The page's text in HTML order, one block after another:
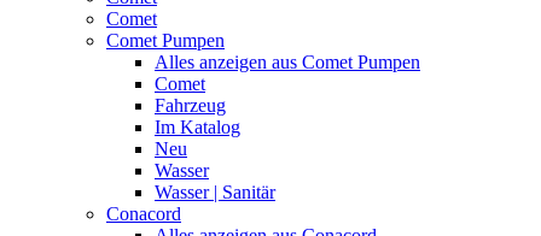
Comet
Comet Pumpen
Alles anzeigen aus Comet Pumpen
Comet
Fahrzeug
Im Katalog
Neu
Wasser
Wasser | Sanitär
Conacord